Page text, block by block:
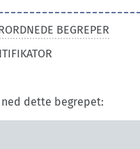
BEGREPER
ned dette begrepet: